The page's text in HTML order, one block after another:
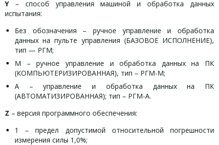
Y – способ управления машиной и обработка данных
испытания:
Без обозначения – ручное управление и обработка
данных на пульте управления (БАЗОВОЕ ИСПОЛНЕНИЕ),
тип — РГМ;
М – ручное управление и обработка данных на ПК
(КОМПЬЮТЕРИЗИРОВАННАЯ), тип – РГМ-М;
А – управление и обработка данных на ПК
(АВТОМАТИЗИРОВАННАЯ); тип – РГМ-А.
Z – версия программного обеспечения:
1 – предел допустимой относительной погрешности
измерения силы 1,0%;